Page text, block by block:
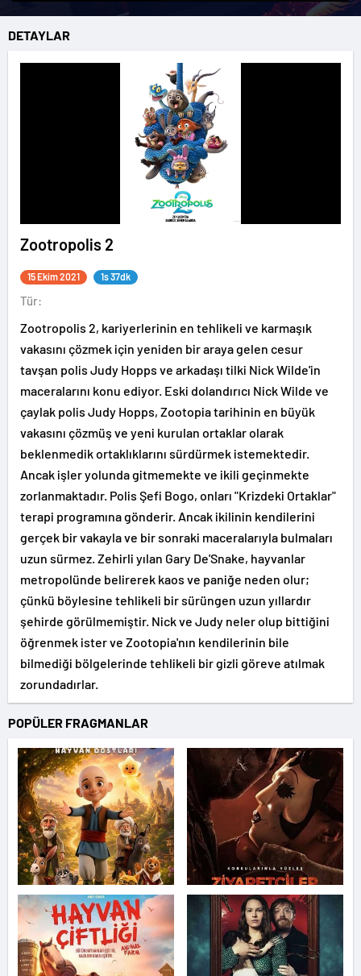
DETAYLAR
Zootropolis 2
15 Ekim 2021 1s 37dk
Tür:
Zootropolis 2, kariyerlerinin en tehlikeli ve karmaşık
vakasını çözmek için yeniden bir araya gelen cesur
tavşan polis Judy Hopps ve arkadaşı tilki Nick Wilde'in
maceralarını konu ediyor. Eski dolandırıcı Nick Wilde ve
çaylak polis Judy Hopps, Zootopia tarihinin en büyük
vakasını çözmüş ve yeni kurulan ortaklar olarak
beklenmedik ortaklıklarını sürdürmek istemektedir.
Ancak işler yolunda gitmemekte ve ikili geçinmekte
zorlanmaktadır. Polis Şefi Bogo, onları "Krizdeki Ortaklar"
terapi programına gönderir. Ancak ikilinin kendilerini
gerçek bir vakayla ve bir sonraki maceralarıyla bulmaları
uzun sürmez. Zehirli yılan Gary De'Snake, hayvanlar
metropolünde belirerek kaos ve paniğe neden olur;
çünkü böylesine tehlikeli bir sürüngen uzun yıllardır
şehirde görülmemiştir. Nick ve Judy neler olup bittiğini
öğrenmek ister ve Zootopia'nın kendilerinin bile
bilmediği bölgelerinde tehlikeli bir gizli göreve atılmak
zorundadırlar.
POPÜLER FRAGMANLAR